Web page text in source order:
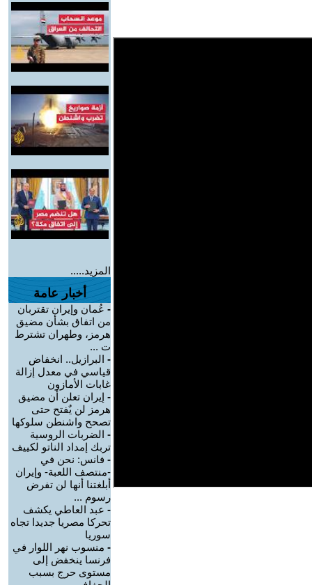
المزيد.....
أخبار عامة
- عُمان وإيران تقتربان
من اتفاق بشأن مضيق
هرمز، وطهران تشترط
ت ...
- البرازيل.. انخفاض
قياسي في معدل إزالة
غابات الأمازون
- إيران تعلن أن مضيق
هرمز لن يٌفتح حتى
تصحح واشنطن سلوكها
- الضربات الروسية
تربك إمداد الناتو لكييف
- فانس: نحن في
-منتصف اللعبة- وإيران
أبلغتنا أنها لن تفرض
رسوم ...
- عبد العاطي يكشف
تحركا مصريا جديدا تجاه
سوريا
- منسوب نهر اللوار في
فرنسا ينخفض إلى
مستوى حرج بسبب